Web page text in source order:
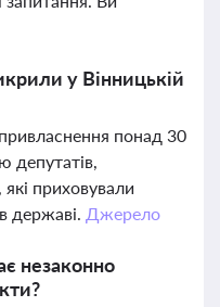
у Вінницькій
понад 30
депутатів,
приховували
державі. Джерело
незаконно